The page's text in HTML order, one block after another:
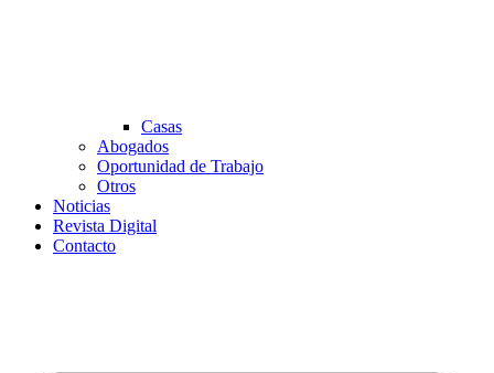
Casas
Abogados
Oportunidad de Trabajo
Otros
Noticias
Revista Digital
Contacto